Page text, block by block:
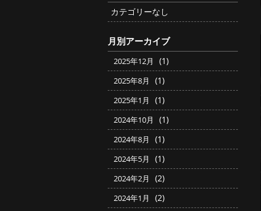
カテゴリーなし
月別アーカイブ
2025年12月 (1)
2025年8月 (1)
2025年1月 (1)
2024年10月 (1)
2024年8月 (1)
2024年5月 (1)
2024年2月 (2)
2024年1月 (2)